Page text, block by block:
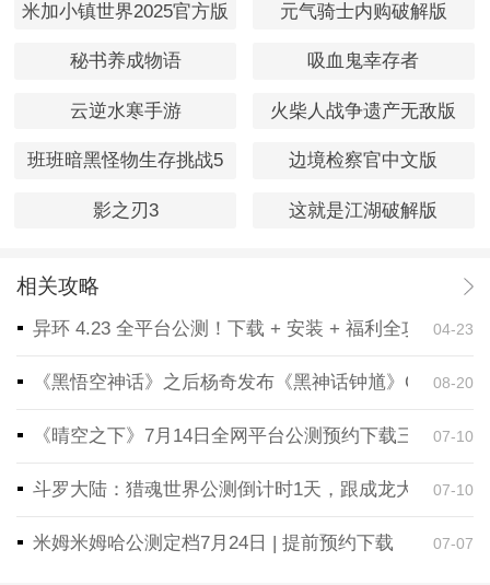
米加小镇世界2025官方版 元气骑士内购破解版
秘书养成物语 吸血鬼幸存者
云逆水寒手游 火柴人战争遗产无敌版
班班暗黑怪物生存挑战5 边境检察官中文版
影之刃3 这就是江湖破解版
相关攻略
异环 4.23 全平台公测！下载 + 安装 + 福利全攻略，一
04-23
《黑悟空神话》之后杨奇发布《黑神话钟馗》CG！预
08-20
《晴空之下》7月14日全网平台公测预约下载三端同步
07-10
斗罗大陆：猎魂世界公测倒计时1天，跟成龙大哥一起
07-10
米姆米姆哈公测定档7月24日 | 提前预约下载 07-07